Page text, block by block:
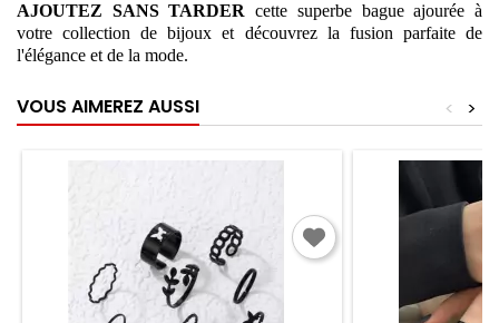
AJOUTEZ SANS TARDER cette superbe bague ajourée à
votre collection de bijoux et découvrez la fusion parfaite de
l'élégance et de la mode.
VOUS AIMEREZ AUSSI >
<